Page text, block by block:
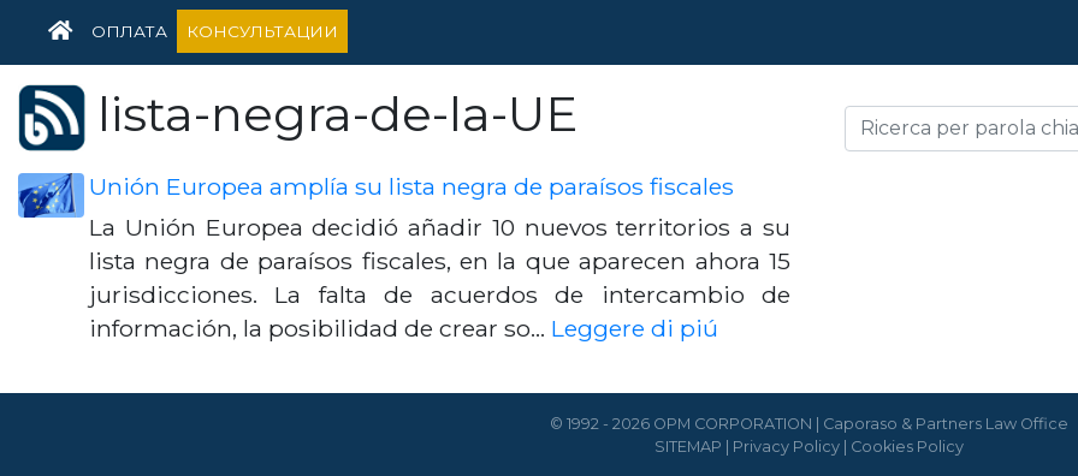
HOME
ОПЛАТА КОНСУЛЬТАЦИИ
lista-negra-de-la-UE
Unión Europea amplía su lista negra de paraísos fiscales
La Unión Europea decidió añadir 10 nuevos territorios a su
lista negra de paraísos fiscales, en la que aparecen ahora 15
jurisdicciones. La falta de acuerdos de intercambio de
información, la posibilidad de crear so… Leggere di piú
© 1992 - 2026 OPM CORPORATION | Caporaso & Partners Law Office
SITEMAP
Privacy Policy| Cookies Policy